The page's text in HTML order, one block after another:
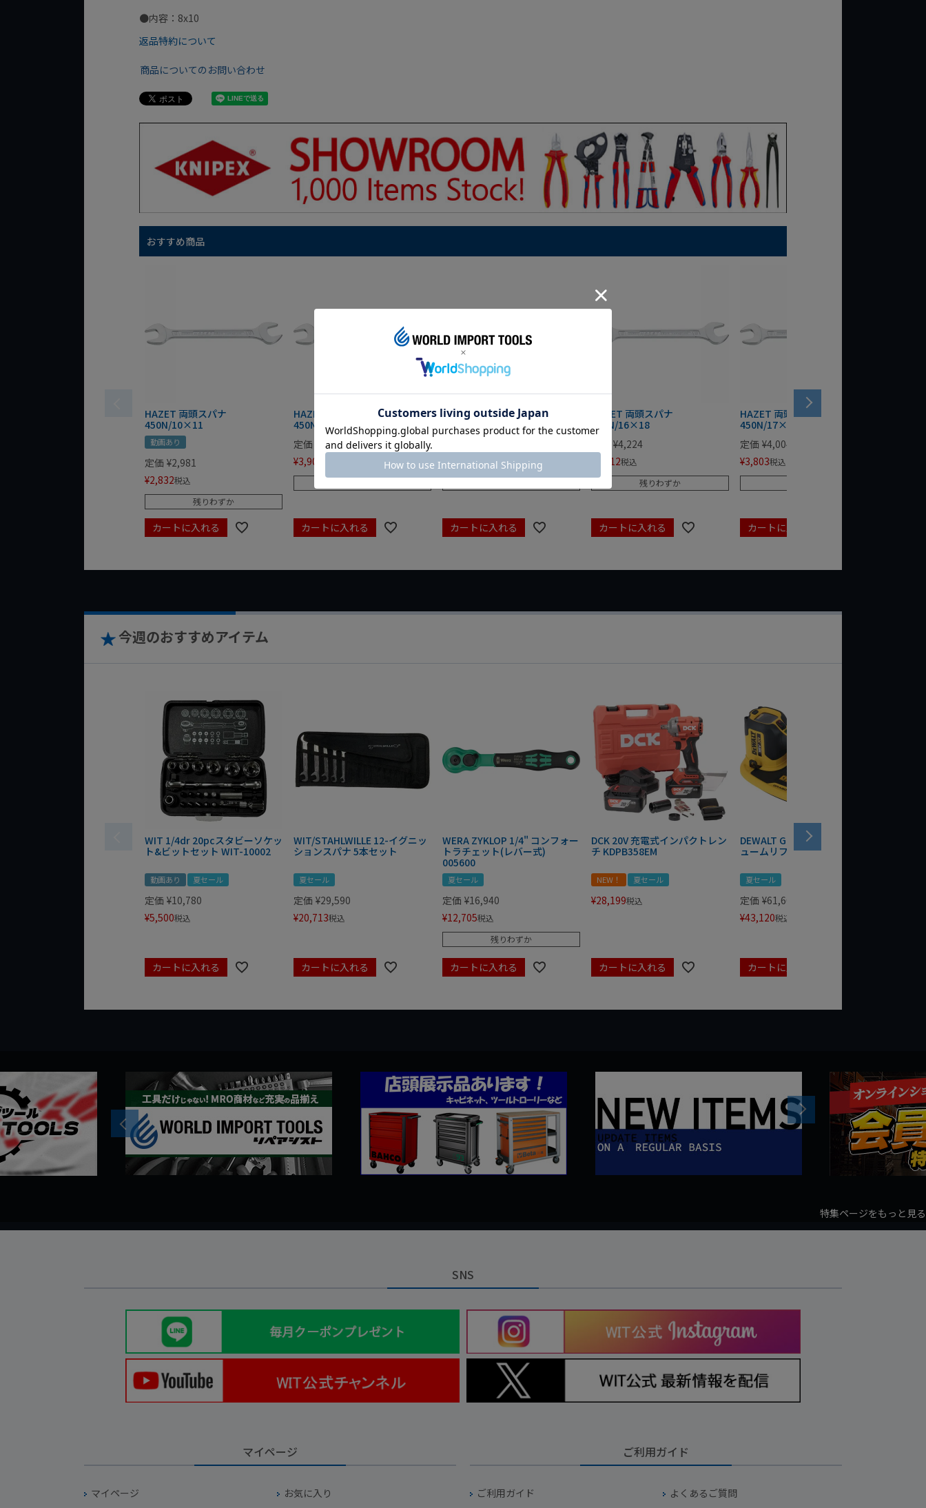
●内容：8x10
返品特約について
商品についてのお問い合わせ
おすすめ商品
HAZET 両頭スパナ
450N/10×11
動画あり
定価 ¥2,981
¥2,832税込
残りわずか
カートに入れる
HAZET 両頭スパナ
450N/10×13
定価
4,114
¥3,908
カートに入れる
HAZET 両頭スパナ
450N/12×13
¥2,884税込
カートに入れる
HAZET 両頭スパナ
450N/16×18
¥4,224
4,012税込
残りわずか
カートに入れる
HAZET 両頭スパナ
450N/17×19
定価 ¥4,004
¥3,803税込
カートに入れる
今週のおすすめアイテム
WIT 1/4dr 20pcスタビーソケッ
ト&ビットセット WIT-10002
動画あり 夏セール
定価 ¥10,780
¥5,500税込
カートに入れる
WIT/STAHLWILLE 12-イグニッ
ションスパナ 5本セット
夏セール
定価 ¥29,590
¥20,713税込
カートに入れる
WERA ZYKLOP 1/4" コンフォー
トラチェット(レバー式)
005600
夏セール
定価 ¥16,940
¥12,705税込
残りわずか
カートに入れる
DCK 20V 充電式インパクトレン
チ KDPB358EM
NEW！ 夏セール
¥28,199税込
カートに入れる
DEWALT GRABO 18V電動バキ
ュームリフター DCE590N-XJ
夏セール
定価 ¥61,600
¥43,120税込
カートに入れる
Previous
Next
特集ページをもっと見る
SNS
マイページ
マイページ
お気に入り
ご利用ガイド
ご利用ガイド
よくあるご質問